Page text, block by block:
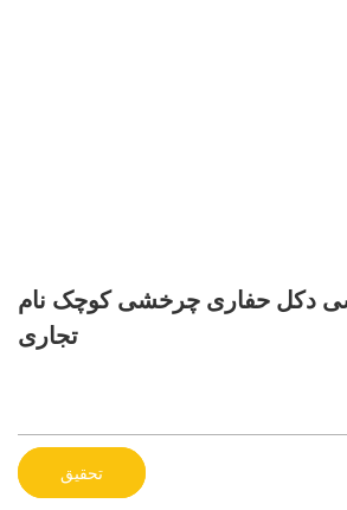
دکل حفاری چرخشی کوچک نام
تجاری
تحقیق